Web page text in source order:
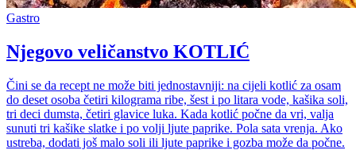
Gastro
Njegovo veličanstvo KOTLIĆ
Čini se da recept ne može biti jednostavniji: na cijeli kotlić za osam
do deset osoba četiri kilograma ribe, šest i po litara vode, kašika soli,
tri deci dumsta, četiri glavice luka. Kada kotlić počne da vri, valja
sunuti tri kašike slatke i po volji ljute paprike. Pola sata vrenja. Ako
ustreba, dodati još malo soli ili ljute paprike i gozba može da počne.